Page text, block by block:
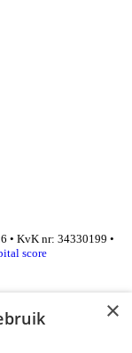
• KvK nr: 34330199 •
score
×